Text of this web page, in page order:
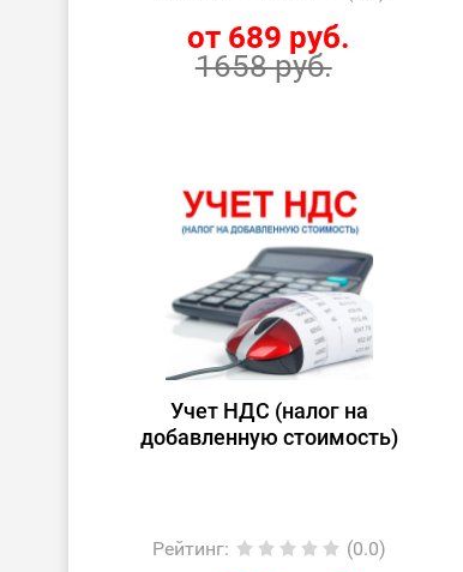
от 689 руб.
1658 руб.
Учет НДС (налог на
добавленную стоимость)
Рейтинг: (0.0)